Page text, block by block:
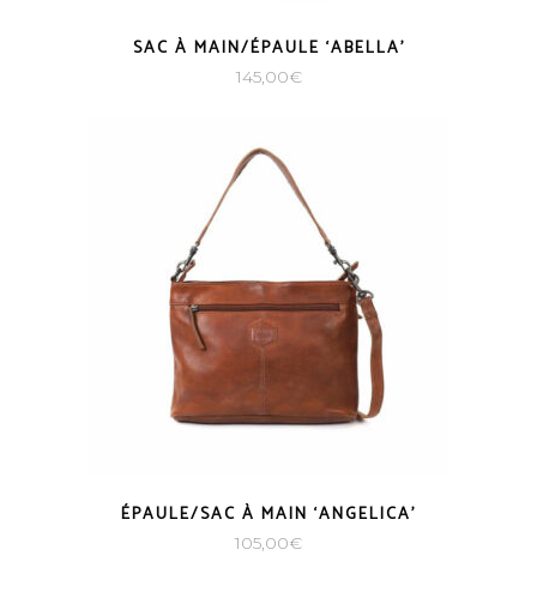
SAC À MAIN/ÉPAULE ‘ABELLA’
145,00€
ÉPAULE/SAC À MAIN ‘ANGELICA’
105,00€